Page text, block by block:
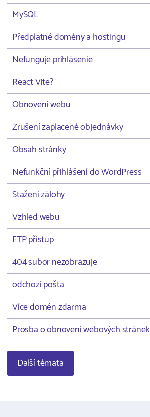
MySQL
Předplatné domény a hostingu
Nefunguje prihlásenie
React Vite?
Obnovení webu
Zrušení zaplacené objednávky
Obsah stránky
Nefunkční přihlášení do WordPress
Stažení zálohy
Vzhled webu
FTP přístup
404 subor nezobrazuje
odchozí pošta
Více domén zdarma
Prosba o obnovení webových stránek
Další témata